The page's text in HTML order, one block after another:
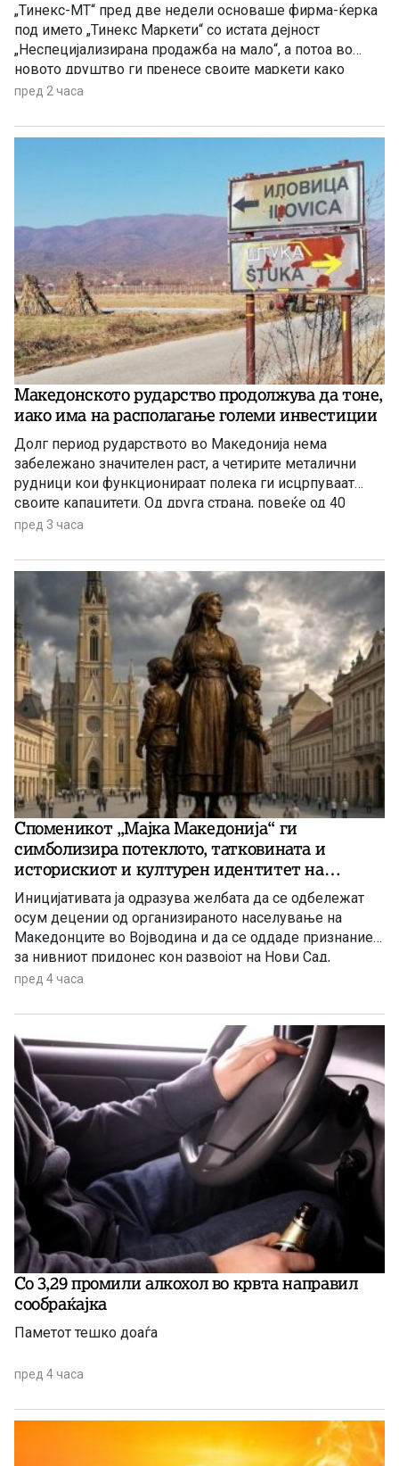
„Тинекс-МТ“ пред две недели основаше фирма-ќерка
под името „Тинекс Маркети“ со истата дејност
„Неспецијализирана продажба на мало“, а потоа во
новото друштво ги пренесе своите маркети како
регистрирани подружници, објави Фактор. На прашање
на нов инвеститор или пак реорганизација на
пред 2 часа
Македонското рударство продолжува да тоне,
иако има на располагање големи инвестиции
Долг период рударството во Македонија нема
забележано значителен раст, а четирите металични
рудници кои функционираат полека ги исцрпуваат
своите капацитети. Од друга страна, повеќе од 40
години се нема реализирано ниту една голема
единствена сериозна најава има за проектот за рудник
за бакар во Иловица.
пред 3 часа
Споменикот „Мајка Македонија“ ги
симболизира потеклото, татковината и
историскиот и културен идентитет на
македонскиот народ
Иницијативата ја одразува желбата да се одбележат
осум децении од организираното населување на
Македонците во Војводина и да се оддаде признание
за нивниот придонес кон развојот на Нови Сад,
Војводина и Србија
пред 4 часа
Со 3,29 промили алкохол во крвта направил
сообраќајка
Паметот тешко доаѓа
пред 4 часа